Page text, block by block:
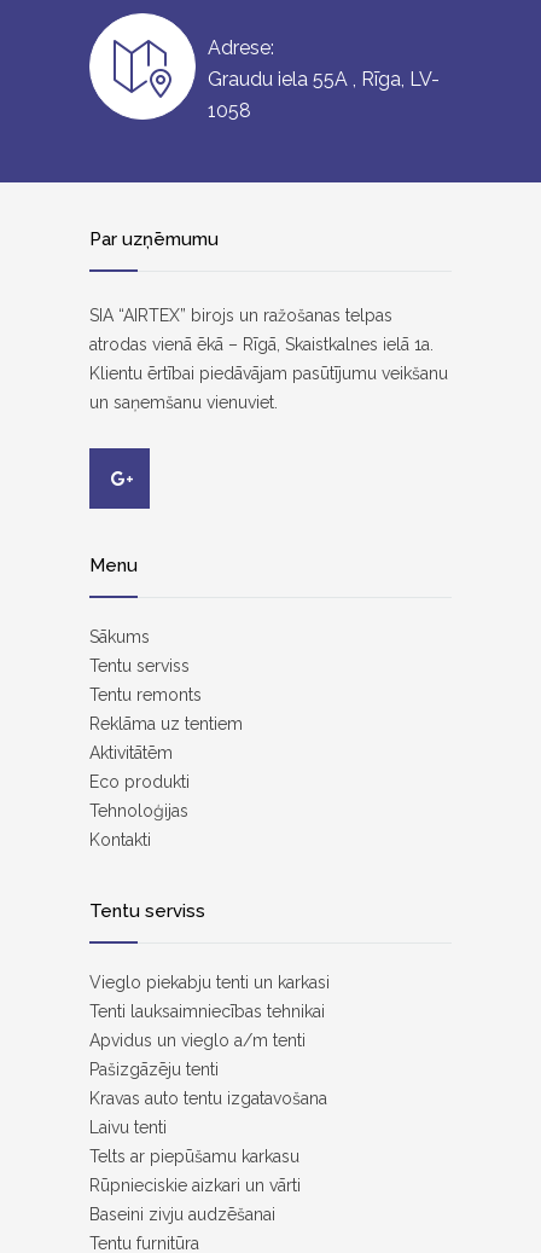
Adrese:
Graudu iela 55A , Rīga, LV-
1058
Par uzņēmumu
SIA “AIRTEX” birojs un ražošanas telpas
atrodas vienā ēkā – Rīgā, Skaistkalnes ielā 1a.
Klientu ērtībai piedāvājam pasūtījumu veikšanu
un saņemšanu vienuviet.
Menu
Sākums
Tentu serviss
Tentu remonts
Reklāma uz tentiem
Aktivitātēm
Eco produkti
Tehnoloģijas
Kontakti
Tentu serviss
Vieglo piekabju tenti un karkasi
Tenti lauksaimniecības tehnikai
Apvidus un vieglo a/m tenti
Pašizgāzēju tenti
Kravas auto tentu izgatavošana
Laivu tenti
Telts ar piepūšamu karkasu
Rūpnieciskie aizkari un vārti
Baseini zivju audzēšanai
Tentu furnitūra